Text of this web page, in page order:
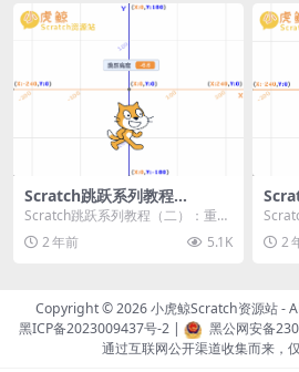
Scratch跳跃系列教程
（二）：重力跳跃
Scratch跳跃系列教程（二）：重力
跳跃 作者：小虎鲸Scratch资源站
按...2 年前 5.1K
（
跳跃
按...2
Copyright © 2026小虎鲸Scratch资源站-
黑ICP备2023009437号-2| 黑公网安备
通过互联网公开渠道收集而来，